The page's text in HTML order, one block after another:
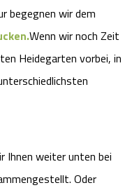
begegnen wir dem
.Wenn wir noch Zeit
Heidegarten vorbei, in
Ihnen weiter unten bei
Oder